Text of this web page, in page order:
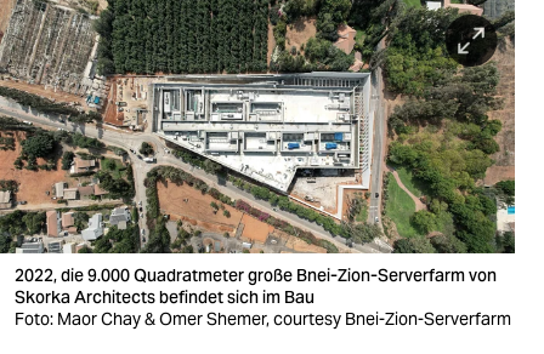
berlin
nord
wahrheit
verlag
verlag
veranstaltungen
shop
2022, die 9.000 Quadratmeter große Bnei-Zion-Serverfarm von
Skorka Architects befindet sich im Bau
Foto: Maor Chay & Omer Shemer, courtesy Bnei-Zion-Serverfarm